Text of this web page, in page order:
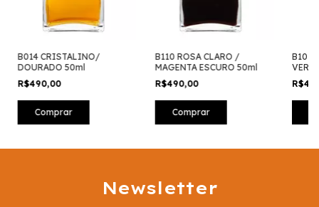
B014 CRISTALINO/
DOURADO 50ml
R$490,00
B110 ROSA CLARO /
MAGENTA ESCURO 50ml
R$490,00
B101
50ml
Newsletter